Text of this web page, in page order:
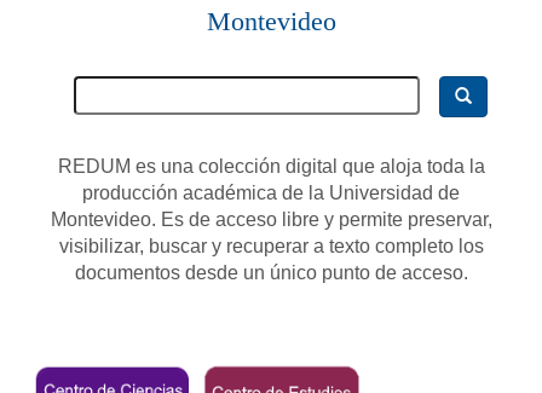
Montevideo
REDUM es una colección digital que aloja toda la
producción académica de la Universidad de
Montevideo. Es de acceso libre y permite preservar,
visibilizar, buscar y recuperar a texto completo los
documentos desde un único punto de acceso.